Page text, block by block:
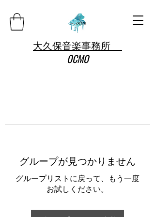
大久保音楽事務所
OCMO
グループが見つかりません
グループリストに戻って、もう一度
お試しください。